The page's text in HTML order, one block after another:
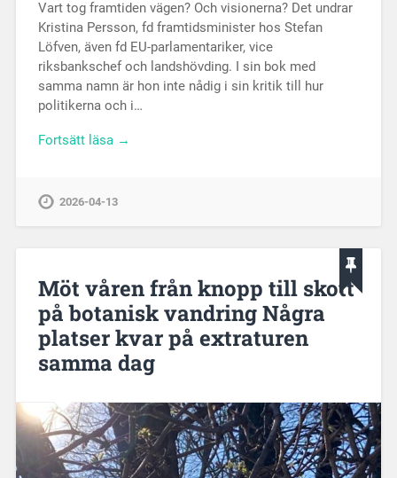
Vart tog framtiden vägen? Och visionerna? Det undrar
Kristina Persson, fd framtidsminister hos Stefan
Löfven, även fd EU-parlamentariker, vice
riksbankschef och landshövding. I sin bok med
samma namn är hon inte nådig i sin kritik till hur
politikerna och i…
Fortsätt läsa →
2026-04-13
Möt våren från knopp till skott
på botanisk vandring Några
platser kvar på extraturen
samma dag